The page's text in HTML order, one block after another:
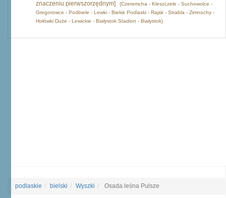
znaczeniu pierwszorzędnym]
(Czeremcha - Kleszczele - Suchowolce -
Gregorowce - Podbiele - Lewki - Bielsk Podlaski - Rajsk - Strabla - Zimnochy -
Hołówki Duże - Lewickie - Białystok Stadion - Białystok)
podlaskie bielski Wyszki Osada leśna Pulsze